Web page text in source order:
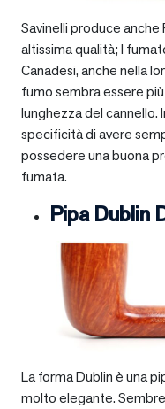
Savinelli produce anche
altissima qualità; I
Canadesi, anche nella
fumo sembra essere
lunghezza del cannello.
specificità di avere
possedere una buona
fumata.
Pipa Dublin
La forma Dublin è una
molto elegante.